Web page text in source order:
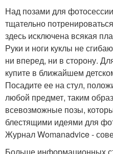
Над позами для
тщательно
здесь исключена всякая
Руки и ноги куклы не
ни вперед, ни в сторону.
купите в ближайшем
Посадите ее на стул,
любой предмет, таким
всевозможные позы,
блестящими идеями для
Журнал Womanadvice -